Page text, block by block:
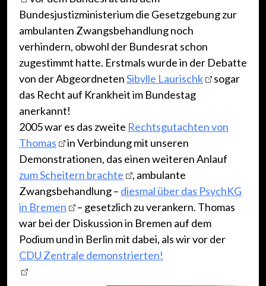
Bundesjustizministerium die Gesetzgebung zur
ambulanten Zwangsbehandlung noch
verhindern, obwohl der Bundesrat schon
zugestimmt hatte. Erstmals wurde in der Debatte
von der AbgeordnetenSibylle Laurischk
sogar
das Recht auf Krankheit im Bundestag
anerkannt!
2005 war es das zweite Rechtsgutachten von
Thomas
in Verbindung mit unseren
Demonstrationen, das einen weiteren Anlauf
zum Scheitern brachte
, ambulante
Zwangsbehandlung – diesmal über das PsychKG
in Bremen
– gesetzlich zu verankern. Thomas
war bei der Diskussion in Bremen auf dem
Podium und in Berlin mit dabei, als wir vor der
CDU Zentrale demonstrierten!